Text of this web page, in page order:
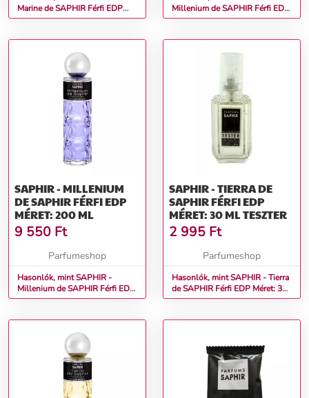
Marine de SAPHIR Férfi EDP
Méret: 200 ml
Millenium de SAPHIR Férfi EDP
Méret: 30 ml teszter
SAPHIR - MILLENIUM
DE SAPHIR FÉRFI EDP
MÉRET: 200 ML
9 550 Ft
Parfumeshop
Hasonlók, mint SAPHIR -
Millenium de SAPHIR Férfi EDP
Méret: 200 ml
SAPHIR - TIERRA DE
SAPHIR FÉRFI EDP
MÉRET: 30 ML TESZTER
2 995 Ft
Parfumeshop
Hasonlók, mint SAPHIR - Tierra
de SAPHIR Férfi EDP Méret: 30
ml teszter